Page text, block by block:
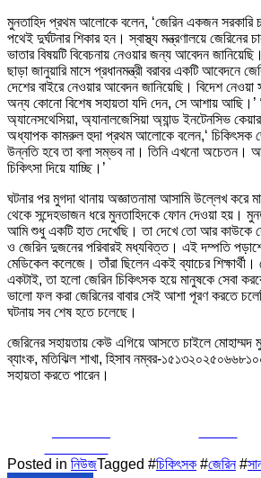
মুনতাহিদ প্রথম আলোকে বলেন, ‘জেরিন একজন সরকারি
পথেই দুর্ঘটনার শিকার হন। স্বাস্থ্য মন্ত্রণালয়ে জেরিনের
ভাতার বিষয়টি বিবেচনায় নেওয়ার জন্য আবেদন
ছাড়া জানুয়ারি মাসে প্রধানমন্ত্রী বরাবর একটি আবেদনে
দেশের বাইরে নেওয়ার আবেদন জানিয়েছি। বিদেশ নেওয়া
অন্য কোনো বিশেষ সহায়তা যদি দেন, সে আশায়
অ্যানেসথেসিয়া, অ্যানালজেসিয়া অ্যান্ড ইনটেনসিভ
অধ্যাপক কামরুল হুদা প্রথম আলোকে বলেন,‘ চিকিৎসক
উন্নতি হবে তা বলা সম্ভব না। তিনি এখনো অচেতন।
চিকিৎসা দিয়ে যাচ্ছি।’
ঘটনার পর মুগদা থানায় অজ্ঞাতনামা আসামি উল্লেখ করে
থেকে সন্দেহভাজন ধরে মুনতাহিদকে ফোন দেওয়া হয়।
আমি শুধু একটি হাত দেখেছি। তা দেখে তো আর কাউকে
ও জেরিন দুজনের পরিবারই মধ্যবিত্ত। এই দম্পতি
মেডিকেল কলেজে। তাঁরা ছিলেন একই ব্যাচের শিক্ষার্থী।
একটাই, তা হলো জেরিন চিকিৎসক হয়ে মানুষকে সেবা
ভালো ফল করা জেরিনের বাবার সেই আশা পূরণ করতে
ঘটনায় সব শেষ হতে চলেছে।
জেরিনের সহায়তায় কেউ এগিয়ে আসতে চাইলে মোহাম্মদ
ব্যাংক, মতিঝিল শাখা, হিসাব নম্বর-
সহায়তা করতে পারেন।
Posted in নিউজTagged #চিকিৎসক #জেরিন#